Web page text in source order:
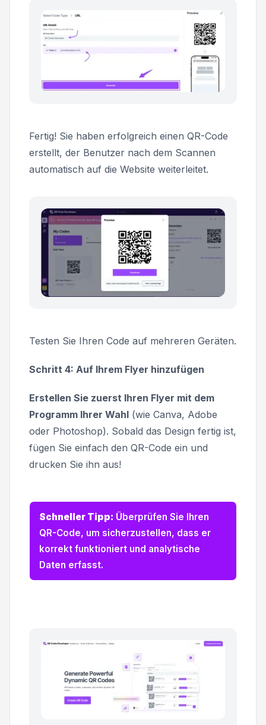
Fertig! Sie haben erfolgreich einen QR-Code
erstellt, der Benutzer nach dem Scannen
automatisch auf die Website weiterleitet.
Testen Sie Ihren Code auf mehreren Geräten.
Schritt 4: Auf Ihrem Flyer hinzufügen
Erstellen Sie zuerst Ihren Flyer mit dem
Programm Ihrer Wahl (wie Canva, Adobe
oder Photoshop). Sobald das Design fertig ist,
fügen Sie einfach den QR-Code ein und
drucken Sie ihn aus!
Schneller Tipp: Überprüfen Sie Ihren
QR-Code, um sicherzustellen, dass er
korrekt funktioniert und analytische
Daten erfasst.